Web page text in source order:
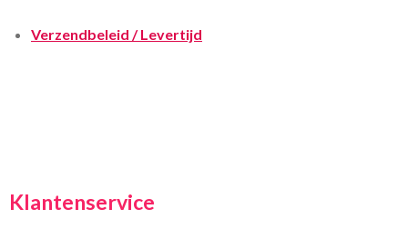
Verzendbeleid / Levertijd
Klantenservice